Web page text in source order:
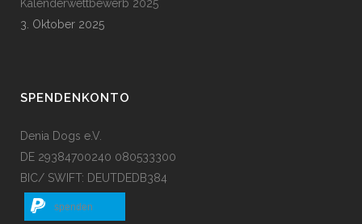
Kalenderwettbewerb 2025
3. Oktober 2025
SPENDENKONTO
Denia Dogs e.V.
DE 29384700240 080533300
BIC/ SWIFT: DEUTDEDB384
spenden